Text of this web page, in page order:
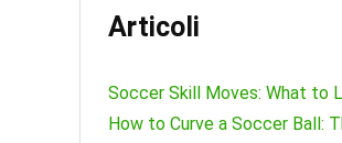
Articoli
Soccer Skill Moves: What to
How to Curve a Soccer Ball: